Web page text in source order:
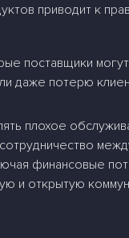
приводит к
поставщики
даже потерю
плохое
финансовые
и открытую